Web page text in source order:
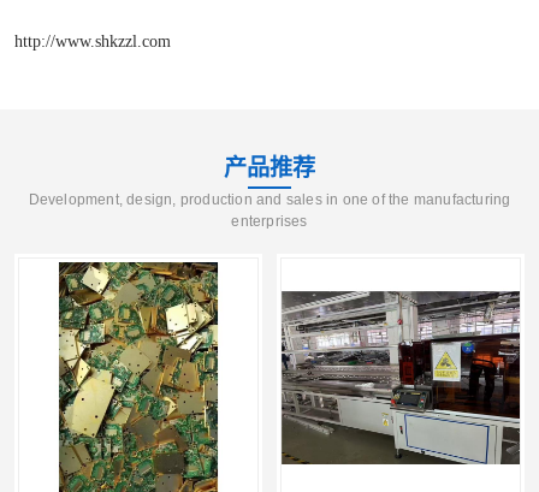
http://www.shkzzl.com
产品推荐
Development, design, production and sales in one of the manufacturing
enterprises